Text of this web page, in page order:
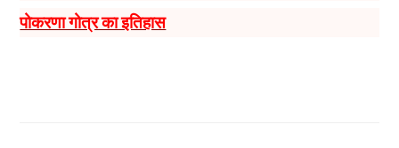
पोकरणा गोत्र का इतिहास